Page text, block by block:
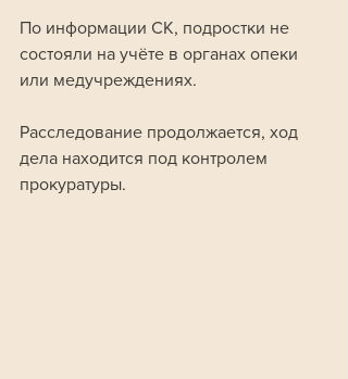
По информации СК, подростки не
состояли на учёте в органах опеки
или медучреждениях.
Расследование продолжается, ход
дела находится под контролем
прокуратуры.